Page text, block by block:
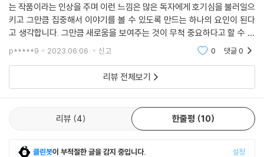
는 작품이라는 인상을 주며 이런 느낌은 많은 독자에게 호기심을 불러일으
키고 그만큼 집중해서 이야기를 볼 수 있도록 만드는 하나의 요인이 된다
고 생각합니다. 그만큼 새로움을 보여주는 것이 무척 중요하다고 할 수 있
으며 이런 모습은 갑자기 보여지는 것 보다 어느 정도 기본적인 요소를 갖
추었을 때 확실한
p*****9 2023.06.06. 신고 0 댓글0
리뷰 전체보기
리뷰 4 한줄평 10
클린봇이 부적절한 글을 감지 중입니다. 설정